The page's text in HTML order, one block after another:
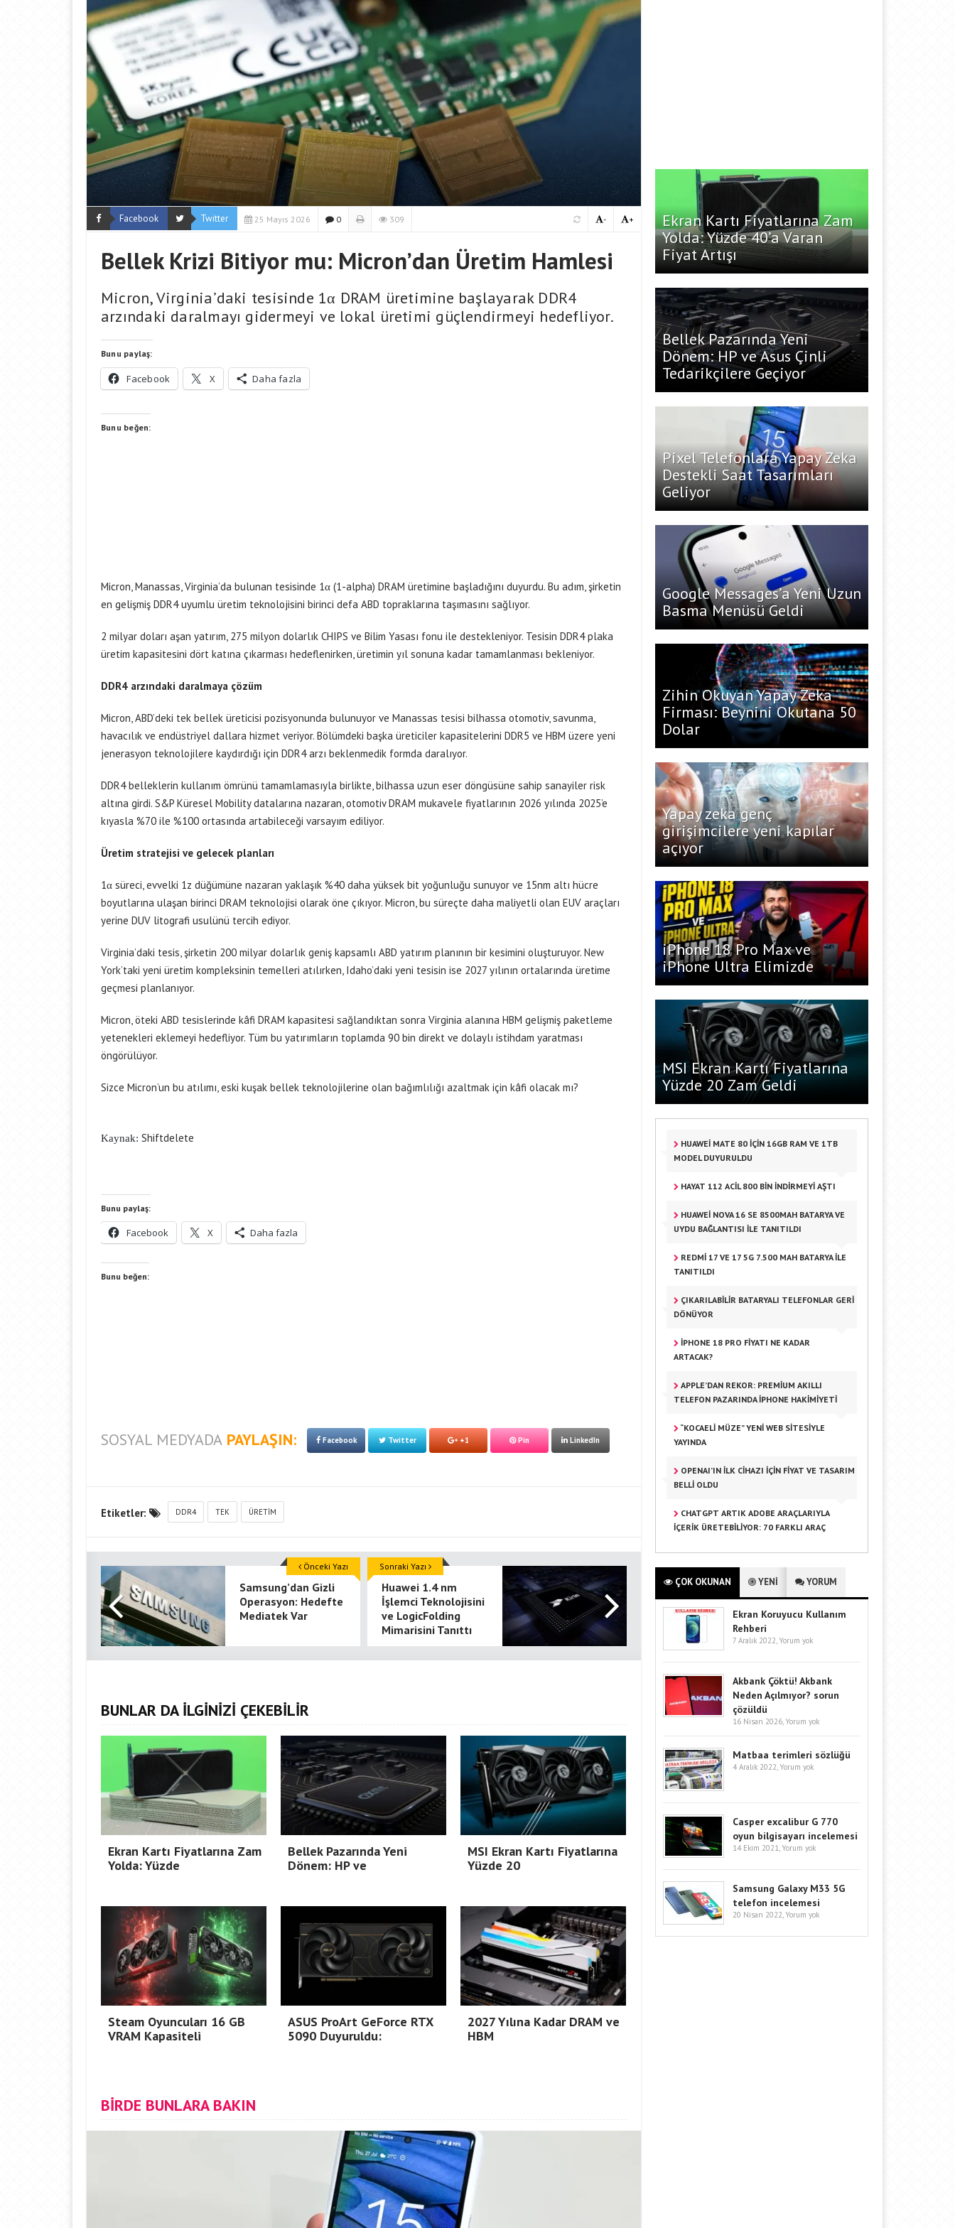
Facebook Twitter 25 Mayıs 2026 0 309 +
-
Bellek Krizi Bitiyor mu: Micron’dan Üretim Hamlesi
Micron, Virginia’daki tesisinde 1α DRAM üretimine başlayarak DDR4
arzındaki daralmayı gidermeyi ve lokal üretimi güçlendirmeyi hedefliyor.
Bunu paylaş:
Facebook X Daha fazla
Bunu beğen:
Micron, Manassas, Virginia’da bulunan tesisinde 1α (1-alpha) DRAM üretimine başladığını duyurdu. Bu adım, şirketin
en gelişmiş DDR4 uyumlu üretim teknolojisini birinci defa ABD topraklarına taşımasını sağlıyor.
2 milyar doları aşan yatırım, 275 milyon dolarlık CHIPS ve Bilim Yasası fonu ile destekleniyor. Tesisin DDR4 plaka
üretim kapasitesini dört katına çıkarması hedeflenirken, üretimin yıl sonuna kadar tamamlanması bekleniyor.
DDR4 arzındaki daralmaya çözüm
Micron, ABD’deki tek bellek üreticisi pozisyonunda bulunuyor ve Manassas tesisi bilhassa otomotiv, savunma,
havacılık ve endüstriyel dallara hizmet veriyor. Bölümdeki başka üreticiler kapasitelerini DDR5 ve HBM üzere yeni
jenerasyon teknolojilere kaydırdığı için DDR4 arzı beklenmedik formda daralıyor.
DDR4 belleklerin kullanım ömrünü tamamlamasıyla birlikte, bilhassa uzun eser döngüsüne sahip sanayiler risk
altına girdi. S&P Küresel Mobility datalarına nazaran, otomotiv DRAM mukavele fiyatlarının 2026 yılında 2025’e
kıyasla %70 ile %100 ortasında artabileceği varsayım ediliyor.
Üretim stratejisi ve gelecek planları
1α süreci, evvelki 1z düğümüne nazaran yaklaşık %40 daha yüksek bit yoğunluğu sunuyor ve 15nm altı hücre
boyutlarına ulaşan birinci DRAM teknolojisi olarak öne çıkıyor. Micron, bu süreçte daha maliyetli olan EUV araçları
yerine DUV litografi usulünü tercih ediyor.
Virginia’daki tesis, şirketin 200 milyar dolarlık geniş kapsamlı ABD yatırım planının bir kesimini oluşturuyor. New
York’taki yeni üretim kompleksinin temelleri atılırken, Idaho’daki yeni tesisin ise 2027 yılının ortalarında üretime
geçmesi planlanıyor.
Micron, öteki ABD tesislerinde kâfi DRAM kapasitesi sağlandıktan sonra Virginia alanına HBM gelişmiş paketleme
yetenekleri eklemeyi hedefliyor. Tüm bu yatırımların toplamda 90 bin direkt ve dolaylı istihdam yaratması
öngörülüyor.
Sizce Micron’un bu atılımı, eski kuşak bellek teknolojilerine olan bağımlılığı azaltmak için kâfi olacak mı?
Kaynak: Shiftdelete
Bunu paylaş:
Facebook X Daha fazla
Bunu beğen:
SOSYAL MEDYADA PAYLAŞIN: Facebook Twitter +1 Pin LinkedIn
Etiketler: DDR4 TEK ÜRETIM
Samsung’dan Gizli
Operasyon: Hedefte
Mediatek Var
Önceki Yazı
Huawei 1.4 nm
İşlemci Teknolojisini
ve LogicFolding
Mimarisini Tanıttı
Sonraki Yazı
BUNLAR DA İLGİNİZİ ÇEKEBİLİR
Ekran Kartı Fiyatlarına Zam
Yolda: Yüzde
Bellek Pazarında Yeni
Dönem: HP ve
MSI Ekran Kartı Fiyatlarına
Yüzde 20
Steam Oyuncuları 16 GB
VRAM Kapasiteli
ASUS ProArt GeForce RTX
5090 Duyuruldu:
2027 Yılına Kadar DRAM ve
HBM
BİRDE BUNLARA BAKIN
Ekran Kartı Fiyatlarına Zam
Yolda: Yüzde 40’a Varan
Fiyat Artışı
Bellek Pazarında Yeni
Dönem: HP ve Asus Çinli
Tedarikçilere Geçiyor
Pixel Telefonlara Yapay Zeka
Destekli Saat Tasarımları
Geliyor
Google Messages’a Yeni Uzun
Basma Menüsü Geldi
Zihin Okuyan Yapay Zeka
Firması: Beynini Okutana 50
Dolar
Yapay zeka genç
girişimcilere yeni kapılar
açıyor
iPhone 18 Pro Max ve
iPhone Ultra Elimizde
MSI Ekran Kartı Fiyatlarına
Yüzde 20 Zam Geldi
HUAWEI MATE 80 IÇIN 16GB RAM VE 1TB
MODEL DUYURULDU
HAYAT 112 ACIL 800 BIN INDIRMEYI AŞTI
HUAWEI NOVA 16 SE 8500MAH BATARYA VE
UYDU BAĞLANTISI ILE TANITILDI
REDMI 17 VE 17 5G 7.500 MAH BATARYA ILE
TANITILDI
ÇIKARILABILIR BATARYALI TELEFONLAR GERI
DÖNÜYOR
IPHONE 18 PRO FIYATI NE KADAR
ARTACAK?
APPLE’DAN REKOR: PREMIUM AKILLI
TELEFON PAZARINDA IPHONE HAKIMIYETI
“KOCAELI MÜZE” YENI WEB SITESIYLE
YAYINDA
OPENAI’IN İLK CIHAZI IÇIN FIYAT VE TASARIM
BELLI OLDU
CHATGPT ARTIK ADOBE ARAÇLARIYLA
İÇERIK ÜRETEBILIYOR: 70 FARKLI ARAÇ
ÇOK OKUNAN YENİ YORUM
Ekran Koruyucu Kullanım
Rehberi
7 Aralık 2022, Yorum yok
Akbank Çöktü! Akbank
Neden Açılmıyor? sorun
çözüldü
16 Nisan 2026, Yorum yok
Matbaa terimleri sözlüğü
4 Aralık 2022, Yorum yok
Casper excalibur G 770
oyun bilgisayarı incelemesi
14 Ekim 2021, Yorum yok
Samsung Galaxy M33 5G
telefon incelemesi
20 Nisan 2022, Yorum yok